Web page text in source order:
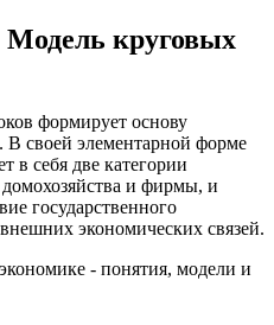
круговых
формирует основу
В своей элементарной форме
в себя две категории
и фирмы, и
государственного
экономических связей.